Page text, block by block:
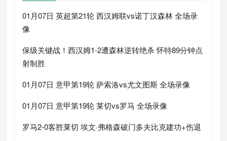
01月07日 英超第21轮 西汉姆联vs诺丁汉森林 全场录
像
保级关键战！西汉姆1-2遭森林逆转绝杀 怀特89分钟点
射制胜
01月07日 意甲第19轮 萨索洛vs尤文图斯 全场录像
01月07日 意甲第19轮 莱切vs罗马 全场录像
罗马2-0客胜莱切 埃文·弗格森破门多夫比克建功+伤退